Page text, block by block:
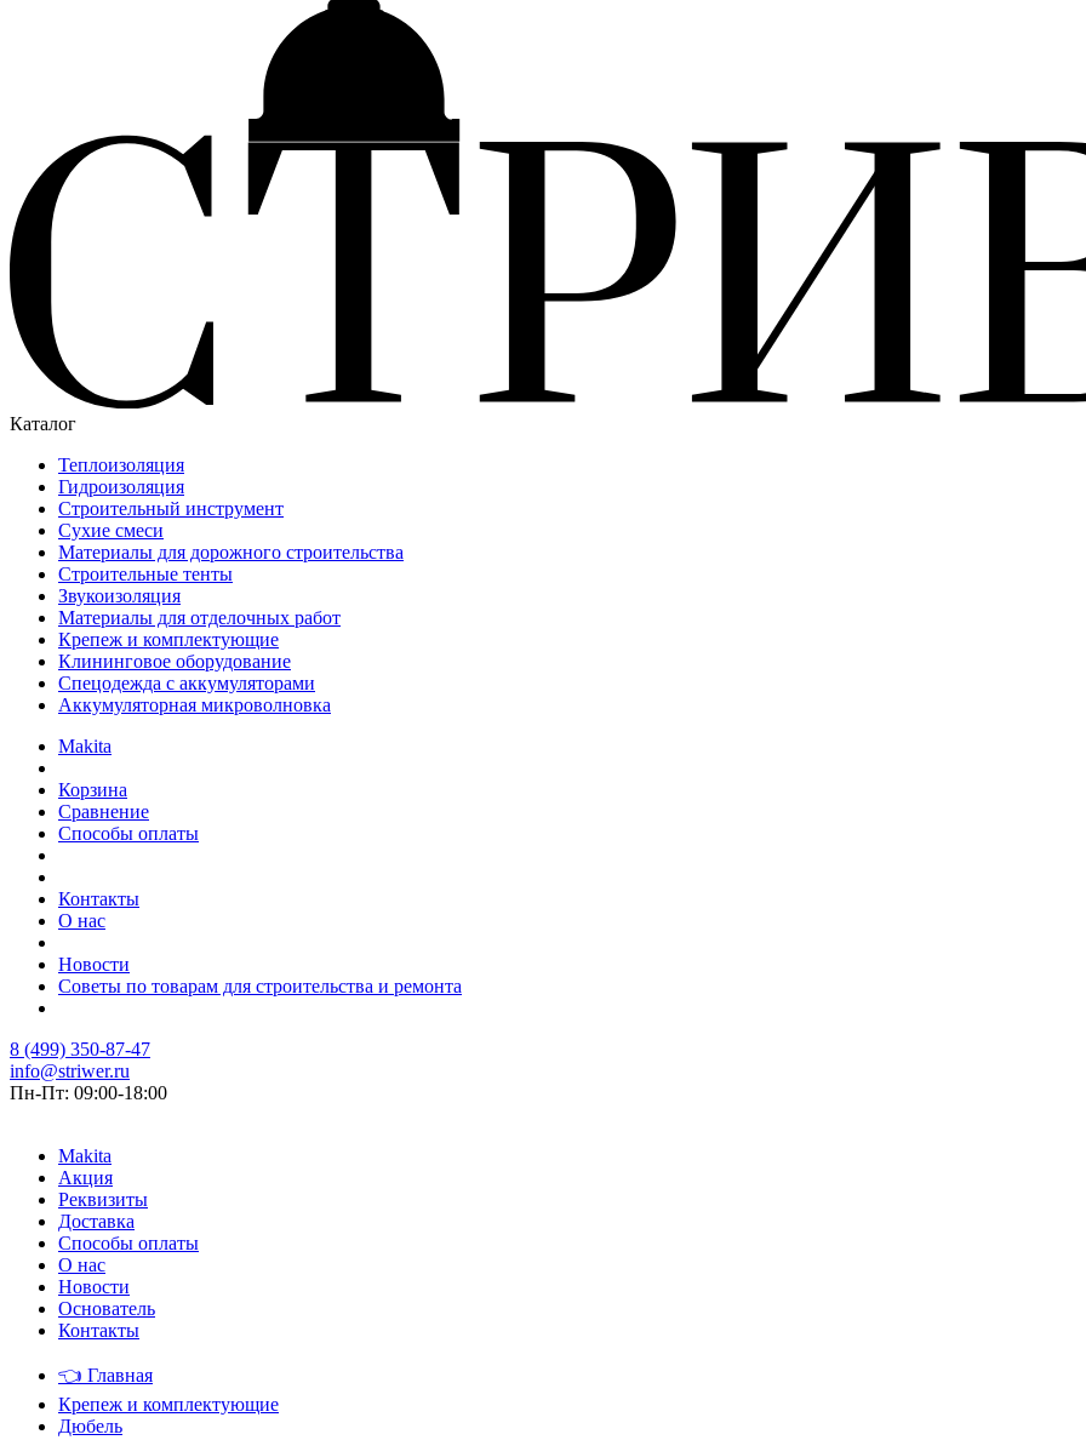
Каталог
Теплоизоляция
Гидроизоляция
Строительный инструмент
Сухие смеси
Материалы для дорожного строительства
Строительные тенты
Звукоизоляция
Материалы для отделочных работ
Крепеж и комплектующие
Клининговое оборудование
Спецодежда с аккумуляторами
Аккумуляторная микроволновка
Makita
Корзина
Сравнение
Способы оплаты
Контакты
О нас
Новости
Советы по товарам для строительства и ремонта
8 (499) 350-87-47
info@striwer.ru
Пн-Пт: 09:00-18:00
Makita
Акция
Реквизиты
Доставка
Способы оплаты
О нас
Новости
Основатель
Контакты
👈 Главная
Крепеж и комплектующие
Дюбель